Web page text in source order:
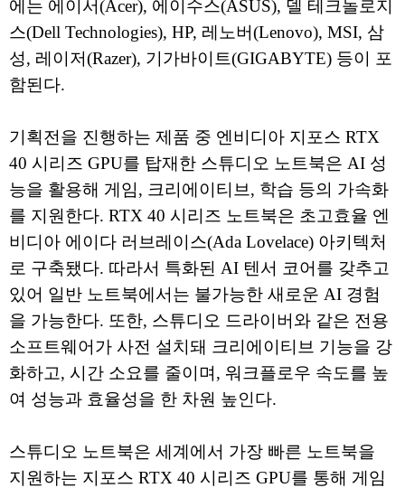
에는 에이서(Acer), 에이수스(ASUS), 델 테크놀로지
스(Dell Technologies), HP, 레노버(Lenovo), MSI, 삼
성, 레이저(Razer), 기가바이트(GIGABYTE) 등이 포
함된다.
기획전을 진행하는 제품 중 엔비디아 지포스 RTX
40 시리즈 GPU를 탑재한 스튜디오 노트북은 AI 성
능을 활용해 게임, 크리에이티브, 학습 등의 가속화
를 지원한다. RTX 40 시리즈 노트북은 초고효율 엔
비디아 에이다 러브레이스(Ada Lovelace) 아키텍처
로 구축됐다. 따라서 특화된 AI 텐서 코어를 갖추고
있어 일반 노트북에서는 불가능한 새로운 AI 경험
을 가능한다. 또한, 스튜디오 드라이버와 같은 전용
소프트웨어가 사전 설치돼 크리에이티브 기능을 강
화하고, 시간 소요를 줄이며, 워크플로우 속도를 높
여 성능과 효율성을 한 차원 높인다.
스튜디오 노트북은 세계에서 가장 빠른 노트북을
지원하는 지포스 RTX 40 시리즈 GPU를 통해 게임